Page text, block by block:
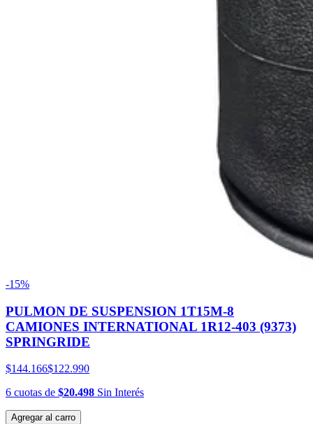
-15%
PULMON DE SUSPENSION 1T15M-8
CAMIONES INTERNATIONAL 1R12-403 (9373)
SPRINGRIDE
$144.166$122.990
6 cuotas de $20.498 Sin Interés
Agregar al carro